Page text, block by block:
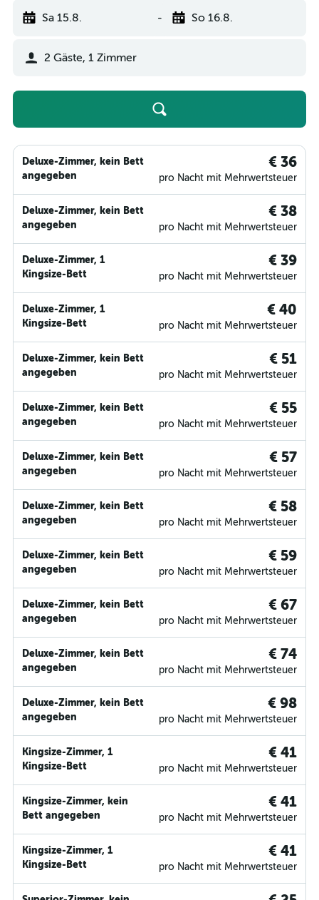
Sa 15.8. - So 16.8.
2 Gäste, 1 Zimmer
Deluxe-Zimmer, kein Bett
angegeben
€ 36
pro Nacht mit Mehrwertsteuer
Deluxe-Zimmer, kein Bett
angegeben
€ 38
pro Nacht mit Mehrwertsteuer
Deluxe-Zimmer, 1
Kingsize-Bett
€ 39
pro Nacht mit Mehrwertsteuer
Deluxe-Zimmer, 1
Kingsize-Bett
€ 40
pro Nacht mit Mehrwertsteuer
Deluxe-Zimmer, kein Bett
angegeben
€ 51
pro Nacht mit Mehrwertsteuer
Deluxe-Zimmer, kein Bett
angegeben
€ 55
pro Nacht mit Mehrwertsteuer
Deluxe-Zimmer, kein Bett
angegeben
€ 57
pro Nacht mit Mehrwertsteuer
Deluxe-Zimmer, kein Bett
angegeben
€ 58
pro Nacht mit Mehrwertsteuer
Deluxe-Zimmer, kein Bett
angegeben
€ 59
pro Nacht mit Mehrwertsteuer
Deluxe-Zimmer, kein Bett
angegeben
€ 67
pro Nacht mit Mehrwertsteuer
Deluxe-Zimmer, kein Bett
angegeben
€ 74
pro Nacht mit Mehrwertsteuer
Deluxe-Zimmer, kein Bett
angegeben
€ 98
pro Nacht mit Mehrwertsteuer
Kingsize-Zimmer, 1
Kingsize-Bett
€ 41
pro Nacht mit Mehrwertsteuer
Kingsize-Zimmer, kein
Bett angegeben
€ 41
pro Nacht mit Mehrwertsteuer
Kingsize-Zimmer, 1
Kingsize-Bett
€ 41
pro Nacht mit Mehrwertsteuer